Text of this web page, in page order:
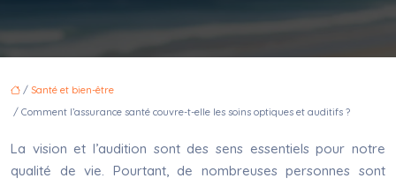
/ Santé et bien-être
/ Comment l’assurance santé couvre-t-elle les soins optiques et auditifs ?
La vision et l’audition sont des sens essentiels pour notre
qualité de vie. Pourtant, de nombreuses personnes sont